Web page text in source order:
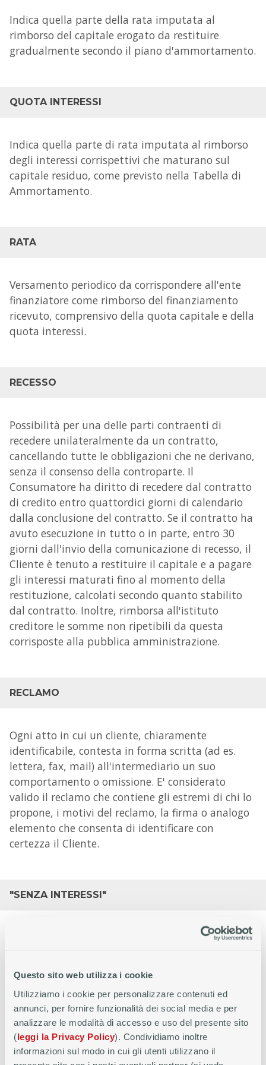
Questo sito web utilizza i cookie
Utilizziamo i cookie per personalizzare contenuti ed
annunci, per fornire funzionalità dei social media e per
analizzare le modalità di accesso e uso del presente sito
(leggi la Privacy Policy). Condividiamo inoltre
informazioni sul modo in cui gli utenti utilizzano il
Indica quella parte della rata imputata al
rimborso del capitale erogato da restituire
gradualmente secondo il piano d'ammortamento.
QUOTA INTERESSI
Indica quella parte di rata imputata al rimborso
degli interessi corrispettivi che maturano sul
capitale residuo, come previsto nella Tabella di
Ammortamento.
RATA
Versamento periodico da corrispondere all'ente
finanziatore come rimborso del finanziamento
ricevuto, comprensivo della quota capitale e della
quota interessi.
RECESSO
Possibilità per una delle parti contraenti di
recedere unilateralmente da un contratto,
cancellando tutte le obbligazioni che ne derivano,
senza il consenso della controparte. Il
Consumatore ha diritto di recedere dal contratto
di credito entro quattordici giorni di calendario
dalla conclusione del contratto. Se il contratto ha
avuto esecuzione in tutto o in parte, entro 30
giorni dall'invio della comunicazione di recesso, il
Cliente è tenuto a restituire il capitale e a pagare
gli interessi maturati fino al momento della
restituzione, calcolati secondo quanto stabilito
dal contratto. Inoltre, rimborsa all'istituto
creditore le somme non ripetibili da questa
corrisposte alla pubblica amministrazione.
RECLAMO
Ogni atto in cui un cliente, chiaramente
identificabile, contesta in forma scritta (ad es.
lettera, fax, mail) all'intermediario un suo
comportamento o omissione. E' considerato
valido il reclamo che contiene gli estremi di chi lo
propone, i motivi del reclamo, la firma o analogo
elemento che consenta di identificare con
certezza il Cliente.
"SENZA INTERESSI"
Finanziamento a TAN 0%, in genere applicato
restituire il solo capitale al finanziatore, alle
scadenze e secondo le modalità concordate. A
carico del Cliente rimangono le spese di gestione
del finanziamento (quali ad esempio
esemplificativo e non esaustivo: imposte di bollo,
spese d'incasso rata, spese d'invio rendiconto…).